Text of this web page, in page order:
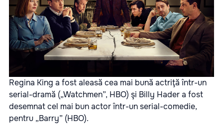
Regina King a fost aleasă cea mai bună actriţă într-un
serial-dramă („Watchmen”, HBO) şi Billy Hader a fost
desemnat cel mai bun actor într-un serial-comedie,
pentru „Barry” (HBO).